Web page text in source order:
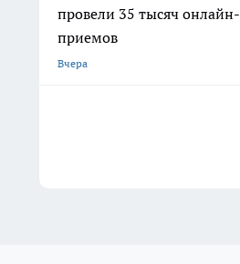
провели 35 тысяч онлайн-
приемов
Вчера